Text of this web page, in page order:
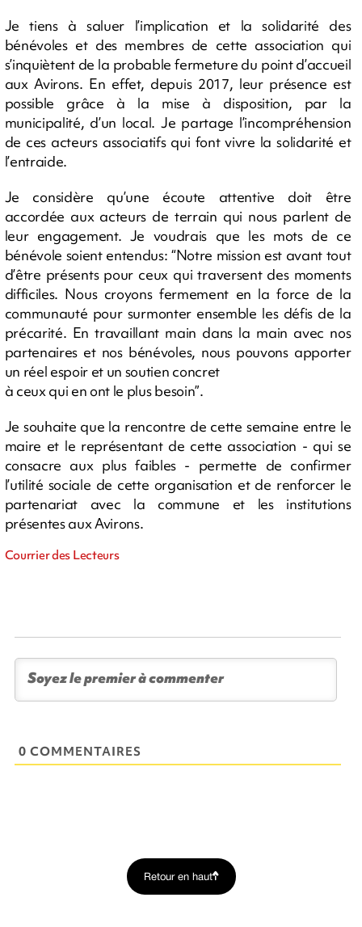
Je tiens à saluer l’implication et la solidarité des
bénévoles et des membres de cette association qui
s’inquiètent de la probable fermeture du point d’accueil
aux Avirons. En effet, depuis 2017, leur présence est
possible grâce à la mise à disposition, par la
municipalité, d’un local. Je partage l’incompréhension
de ces acteurs associatifs qui font vivre la solidarité et
l’entraide.
Je considère qu’une écoute attentive doit être
accordée aux acteurs de terrain qui nous parlent de
leur engagement. Je voudrais que les mots de ce
bénévole soient entendus: “Notre mission est avant tout
d’être présents pour ceux qui traversent des moments
difficiles. Nous croyons fermement en la force de la
communauté pour surmonter ensemble les défis de la
précarité. En travaillant main dans la main avec nos
partenaires et nos bénévoles, nous pouvons apporter
un réel espoir et un soutien concret
à ceux qui en ont le plus besoin”.
Je souhaite que la rencontre de cette semaine entre le
maire et le représentant de cette association - qui se
consacre aux plus faibles - permette de confirmer
l’utilité sociale de cette organisation et de renforcer le
partenariat avec la commune et les institutions
présentes aux Avirons.
Courrier des Lecteurs
0 COMMENTAIRES
Retour en haut